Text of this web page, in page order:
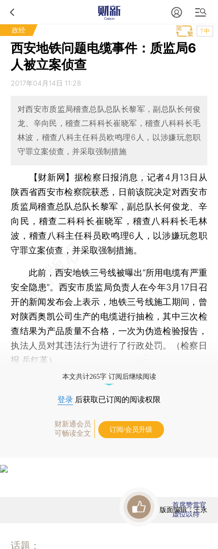
政经 T中
西安地铁问题电缆事件：质监局6
人被立案侦查
2017年04月14日 11:28
对西安市质监局稽查总队总队长黎军，副总队长何俊
龙、辛向民，稽查二科科长崔晓军，稽查八科科长毛
林波，稽查八科主任科员欧鸣理6人，以涉嫌玩忽职
守罪立案侦查，并采取强制措施
【财新网】 据检察日报消息，记者4月13日从
陕西省西安市检察院获悉，日前该院决定对西安市
质监局稽查总队总队长黎军，副总队长何俊龙、辛
向民，稽查二科科长崔晓军，稽查八科科长毛林
波，稽查八科主任科员欧鸣理6人，以涉嫌玩忽职
守罪立案侦查，并采取强制措施。
此前，西安地铁三号线被曝出“所用电缆有严重
安全隐患”。西安市质监局负责人在今年3月17日召
开的新闻发布会上表示，地铁三号线施工期间，曾
对陕西奥凯公司生产的电缆进行抽检，其中三次检
查结果为产品质量不合格，一次为伪造检验报告，
执法人员对其违法行为进行了行政处罚。（检察日
报 岳红革）
本文共计265字 订阅后继续阅读
登录 后获取已订阅的阅读权限
财新通会员
可畅读全文
订阅/会员升级
版面编辑：王永
首席赞赏官
虚位以待
话题：